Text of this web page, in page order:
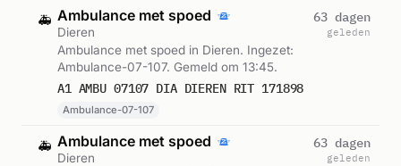
🚑 Ambulance met spoed
Dieren
Ambulance met spoed in Dieren. Ingezet:
Ambulance-07-107. Gemeld om 13:45.
A1 AMBU 07107 DIA DIEREN RIT 171898
Ambulance-07-107
63 dagen
geleden
🚑 Ambulance met spoed
Dieren
63 dagen
geleden